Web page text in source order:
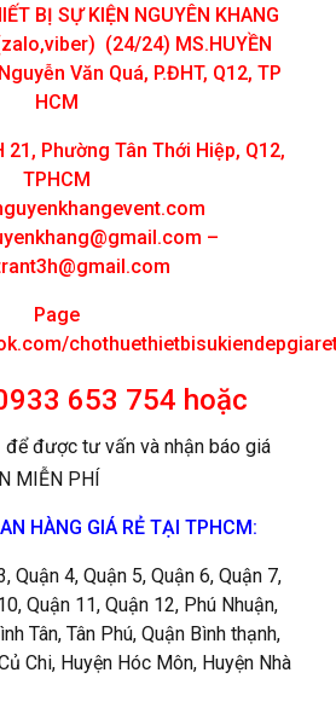
BỊ SỰ KIỆN NGUYÊN KHANG
(24/24) MS.HUYỀN
Văn Quá, P.ĐHT, Q12, TP
HCM
21, Phường Tân Thới Hiệp, Q12,
TPHCM
–
Page
653 754 hoặc
để được tư vấn và nhận báo giá
MIỄN PHÍ
HÀNG GIÁ RẺ TẠI TPHCM:
Quận 4, Quận 5, Quận 6, Quận 7,
Quận 11, Quận 12, Phú Nhuận,
Tân, Tân Phú, Quận Bình thạnh,
Chi, Huyện Hóc Môn, Huyện Nhà